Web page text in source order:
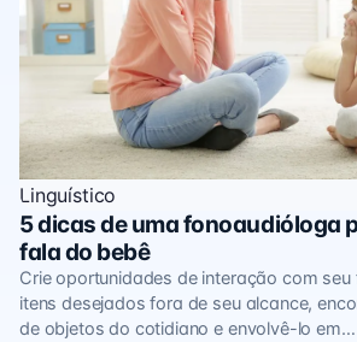
Linguístico
5 dicas de uma fonoaudióloga
fala do bebê
Crie oportunidades de interação com
itens desejados fora de seu alcance,
de objetos do cotidiano e envolvê-lo em…